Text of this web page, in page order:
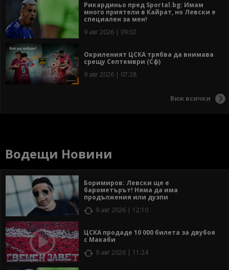
Рикардиньо пред Sportal.bg: Имам
много приятели в Кайрат, но Левски е
специален за мен!
9 авг 2026 | 09:02
Окриленият ЦСКА трябва да внимава
срещу Септември (Сф)
9 авг 2026 | 07:28
Виж всички
Водещи Новини
Боримиров: Левски ще е
барометърът! Няма да има
продължения или дузпи
9 авг 2026 | 12:10
ЦСКА продаде 10 000 билета за двубоя
с Макаби
9 авг 2026 | 11:24